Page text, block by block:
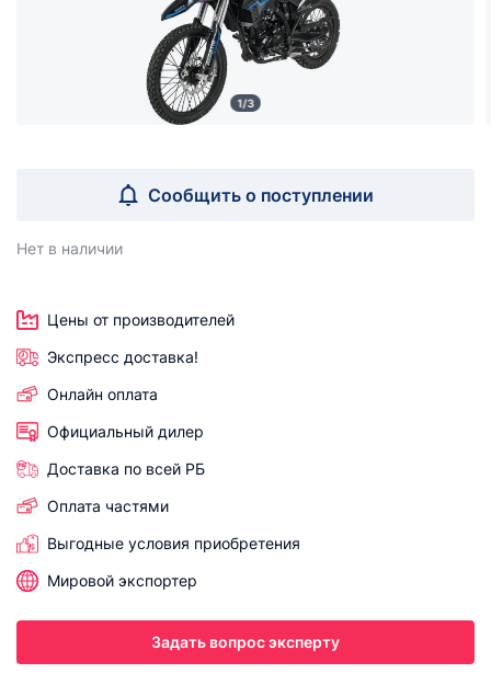
1/3
Сообщить о поступлении
Нет в наличии
Цены от производителей
Экспресс доставка!
Онлайн оплата
Официальный дилер
Доставка по всей РБ
Оплата частями
Выгодные условия приобретения
Мировой экспортер
Задать вопрос эксперту